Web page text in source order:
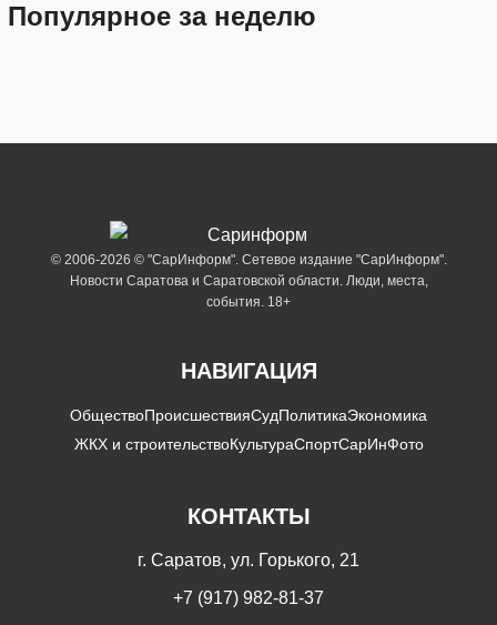
Популярное за неделю
© 2006-2026 © "СарИнформ". Сетевое издание "СарИнформ".
Новости Саратова и Саратовской области. Люди, места,
события. 18+
НАВИГАЦИЯ
ОбществоПроисшествияСудПолитикаЭкономика
ЖКХ и строительствоКультураСпортСарИнФото
КОНТАКТЫ
г. Саратов, ул. Горького, 21
+7 (917) 982-81-37